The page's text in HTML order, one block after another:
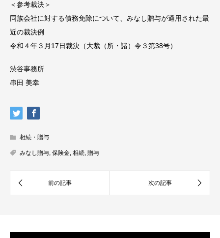
＜参考裁決＞
同族会社に対する債務免除について、みなし贈与が適用された最
近の裁決例
令和４年３月17日裁決（大裁（所・諸）令３第38号）
渋谷事務所
串田 美幸
相続・贈与
みなし贈与, 保険金, 相続, 贈与